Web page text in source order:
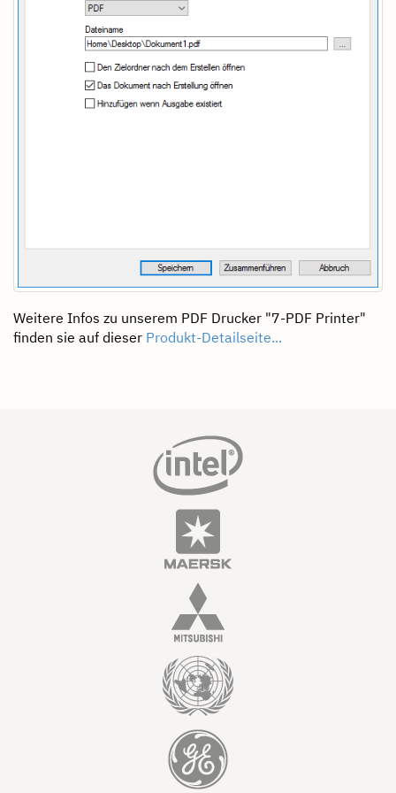
Weitere Infos zu unserem PDF Drucker "7-PDF Printer"
finden sie auf dieser Produkt-Detailseite...